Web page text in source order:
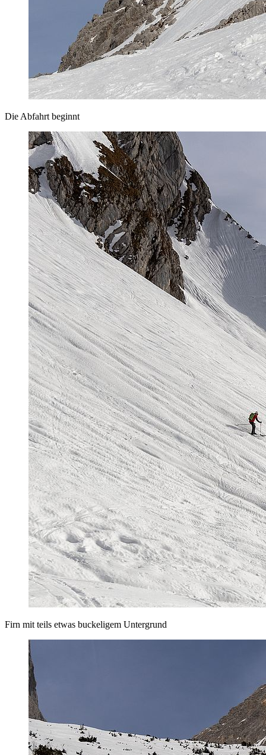
Die Abfahrt beginnt
Firn mit teils etwas buckeligem Untergrund